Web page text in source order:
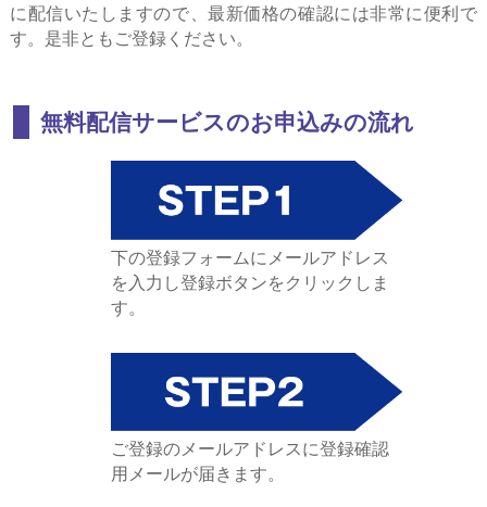
に配信いたしますので、最新価格の確認には非常に便利で
す。是非ともご登録ください。
無料配信サービスのお申込みの流れ
下の登録フォームにメールアドレス
を入力し登録ボタンをクリックしま
す。
ご登録のメールアドレスに登録確認
用メールが届きます。